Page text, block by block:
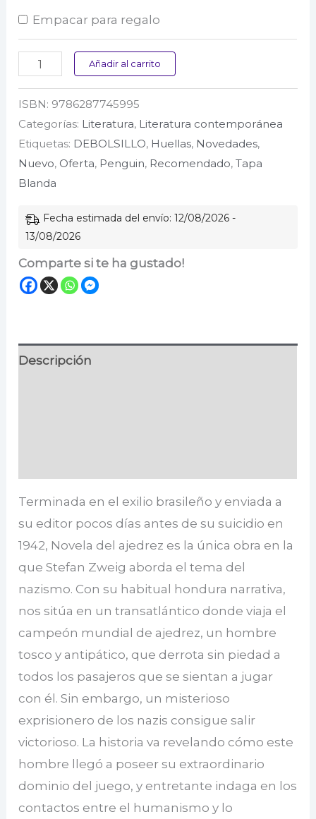
Empacar para regalo
Novela
ajedrez
cantidad
Añadir al carrito
ISBN: 9786287745995
Categorías: Literatura, Literatura contemporánea
Etiquetas: DEBOLSILLO, Huellas, Novedades,
Nuevo, Oferta, Penguin, Recomendado,Tapa
Blanda
Fecha estimada del envío: 12/08/2026 -
13/08/2026
Comparte si te ha gustado!
Descripción
Terminada en el exilio brasileño y enviada a
su editor pocos días antes de su suicidio en
1942, Novela del ajedrez es la única obra en la
que Stefan Zweig aborda el tema del
nazismo. Con su habitual hondura narrativa,
nos sitúa en un transatlántico donde viaja el
campeón mundial de ajedrez, un hombre
tosco y antipático, que derrota sin piedad a
todos los pasajeros que se sientan a jugar
con él. Sin embargo, un misterioso
exprisionero de los nazis consigue salir
victorioso. La historia va revelando cómo este
hombre llegó a poseer su extraordinario
dominio del juego, y entretante indaga en los
contactos entre el humanismo y lo